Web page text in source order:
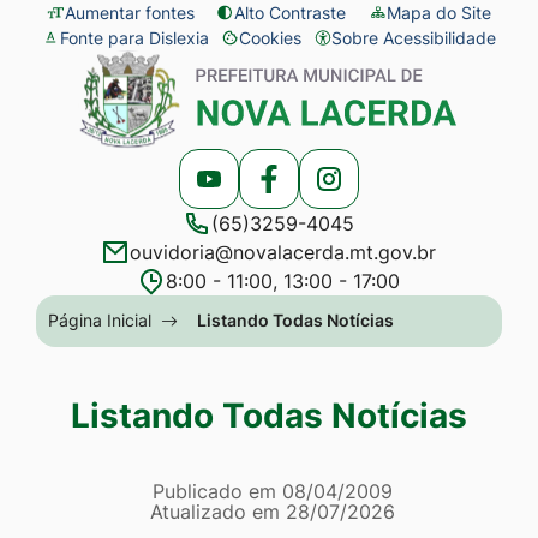
Seção
de
atalhos
acessibilidade
Ir
para
conteúdo
menu
[alt+2]
para
Aumentar fontes Alto Contraste
Mapa do Site
Fonte para Dislexia
Cookies
Abrir
preferências
de
cookies
Sobre Acessibilidade
Seção
menu
Acessar
a
Rede
Social
Acessar
a
Rede
Social
Acessar
a
Rede
Social
(65)3259-4045
ouvidoria@novalacerda.mt.gov.br
8:00 - 11:00, 13:00 - 17:00
Seção
do
principal
Página Inicial Listando Todas Notícias
Listando Todas Notícias
Página Listando Todas
Informações
Publicado em 08/04/2009
Atualizado em 28/07/2026